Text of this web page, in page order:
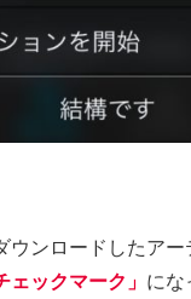
ンロードしたアー
ェックマーク」 にな